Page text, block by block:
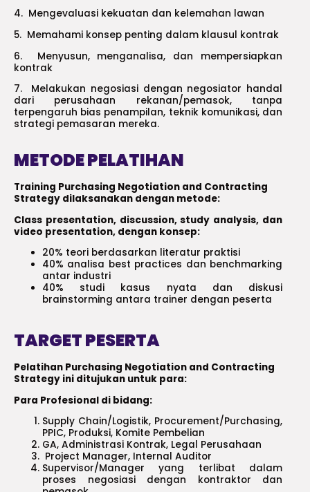
4. Mengevaluasi kekuatan dan kelemahan lawan
5. Memahami konsep penting dalam klausul kontrak
6. Menyusun, menganalisa, dan mempersiapkan
kontrak
7. Melakukan negosiasi dengan negosiator handal
dari perusahaan rekanan/pemasok, tanpa
terpengaruh bias penampilan, teknik komunikasi, dan
strategi pemasaran mereka.
METODE PELATIHAN
Training Purchasing Negotiation and Contracting
Strategy dilaksanakan dengan metode:
Class presentation, discussion, study analysis, dan
video presentation, dengan konsep:
20% teori berdasarkan literatur praktisi
40% analisa best practices dan benchmarking
antar industri
40% studi kasus nyata dan diskusi
brainstorming antara trainer dengan peserta
TARGET PESERTA
Pelatihan Purchasing Negotiation and Contracting
Strategy ini ditujukan untuk para:
Para Profesional di bidang:
Supply Chain/Logistik, Procurement/Purchasing,
PPIC, Produksi, Komite Pembelian
GA, Administrasi Kontrak, Legal Perusahaan
Project Manager, Internal Auditor
Supervisor/Manager yang terlibat dalam
proses negosiasi dengan kontraktor dan